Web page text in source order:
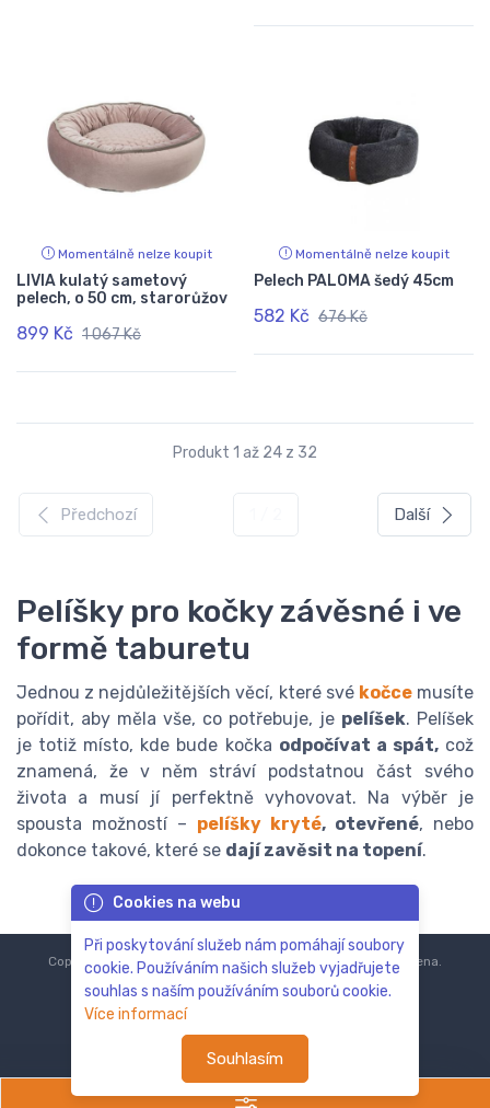
Momentálně nelze koupit
LIVIA kulatý sametový
pelech, o 50 cm, starorůžov
899 Kč 1 067 Kč
Momentálně nelze koupit
Pelech PALOMA šedý 45cm
582 Kč 676 Kč
Produkt 1 až 24 z 32
Předchozí Další
Pelíšky pro kočky závěsné i ve
formě taburetu
Jednou z nejdůležitějších věcí, které své kočcemusíte
pořídit, aby měla vše, co potřebuje, je pelíšek. Pelíšek
je totiž místo, kde bude kočka odpočívat a spát,což
znamená, že v něm stráví podstatnou část svého
života a musí jí perfektně vyhovovat. Na výběr je
spousta možností – pelíšky kryté, otevřené, nebo
dokonce takové, které se dají zavěsit na topení.
Cookies na webu
Při poskytování služeb nám pomáhají soubory
cookie. Používáním našich služeb vyjadřujete
souhlas s naším používáním souborů cookie.
Více informací
Souhlasím
Copyright © 2018-2024ZoOo.cz®Všechna práva vyhrazena.